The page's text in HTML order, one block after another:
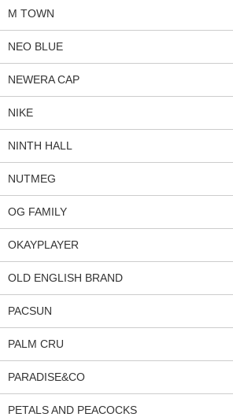
M TOWN
NEO BLUE
NEWERA CAP
NIKE
NINTH HALL
NUTMEG
OG FAMILY
OKAYPLAYER
OLD ENGLISH BRAND
PACSUN
PALM CRU
PARADISE&CO
PETALS AND PEACOCKS